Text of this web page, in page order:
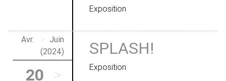
Exposition
Avr. >
Juin
(2024)
20 >
SPLASH!
Exposition